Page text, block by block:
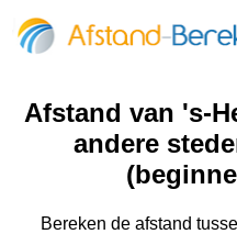
Afstand van 's-
andere
Bereken de afstand